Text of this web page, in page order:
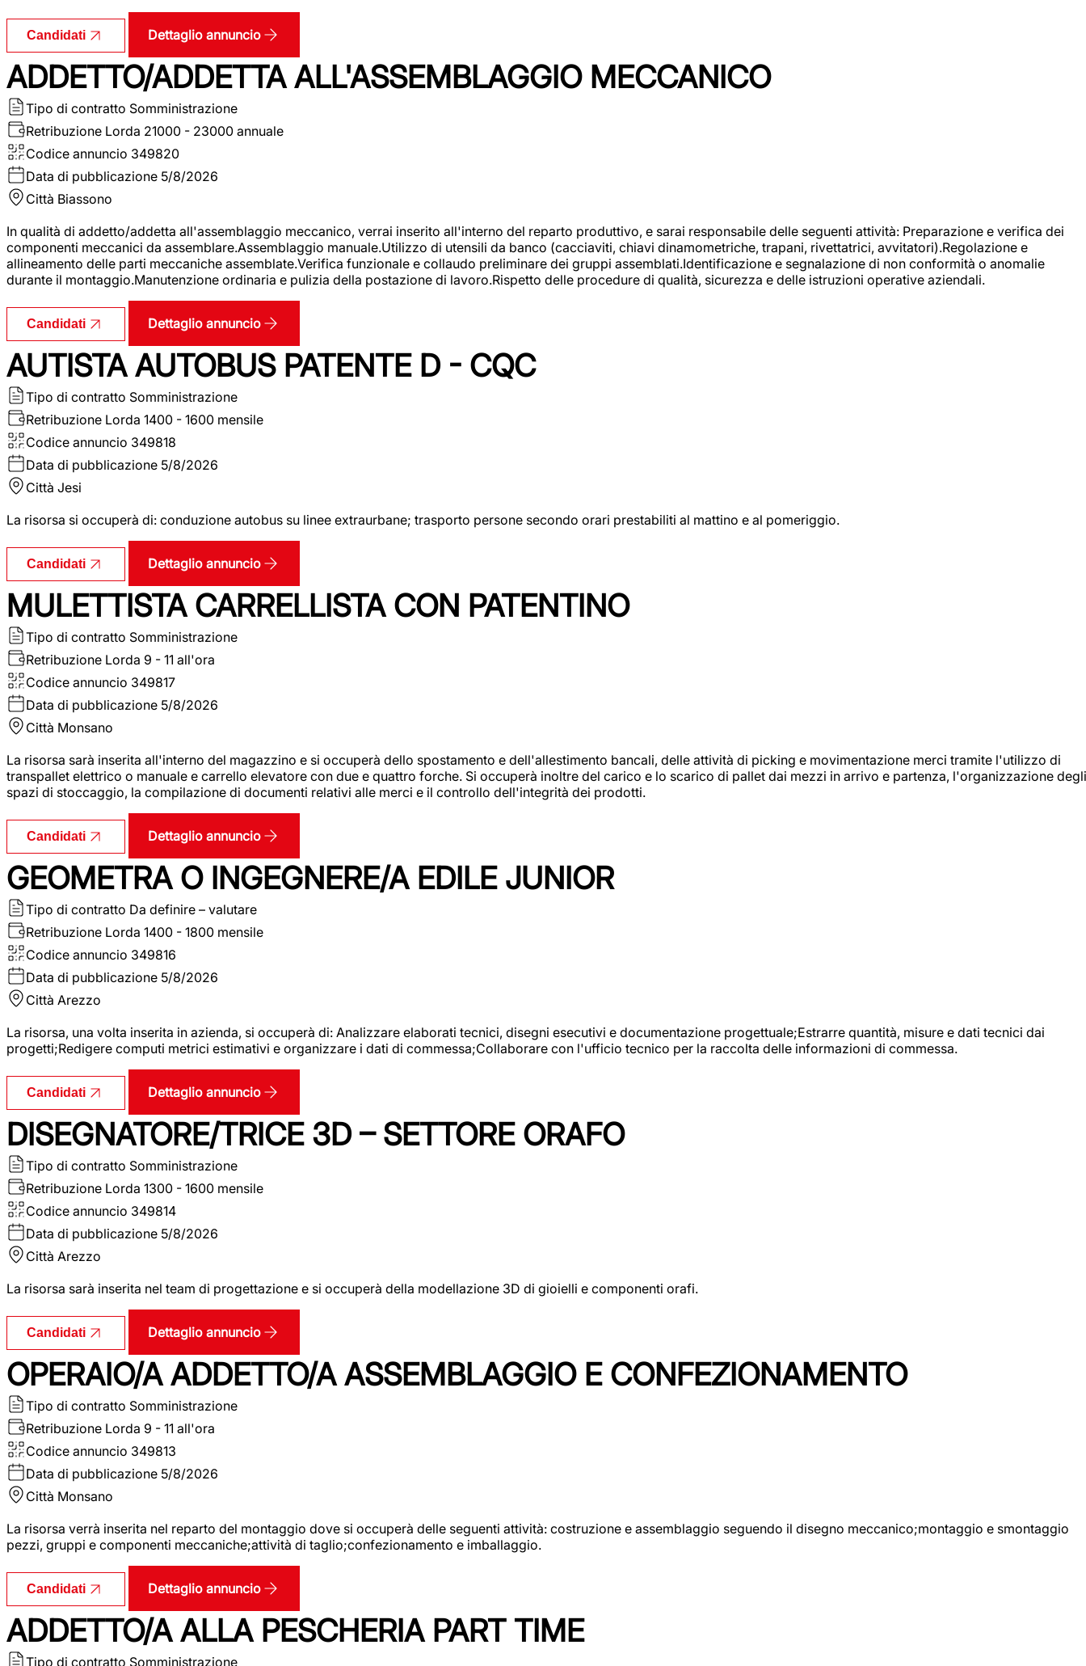
Candidati Dettaglio annuncio
ADDETTO/ADDETTA ALL'ASSEMBLAGGIO MECCANICO
Tipo di contratto Somministrazione
Retribuzione Lorda 21000 - 23000 annuale
Codice annuncio 349820
Data di pubblicazione 5/8/2026
Città Biassono
In qualità di addetto/addetta all'assemblaggio meccanico, verrai inserito all'interno del reparto produttivo, e sarai responsabile delle seguenti attività: Preparazione e verifica dei
componenti meccanici da assemblare.Assemblaggio manuale.Utilizzo di utensili da banco (cacciaviti, chiavi dinamometriche, trapani, rivettatrici, avvitatori).Regolazione e
allineamento delle parti meccaniche assemblate.Verifica funzionale e collaudo preliminare dei gruppi assemblati.Identificazione e segnalazione di non conformità o anomalie
durante il montaggio.Manutenzione ordinaria e pulizia della postazione di lavoro.Rispetto delle procedure di qualità, sicurezza e delle istruzioni operative aziendali.
Candidati Dettaglio annuncio
AUTISTA AUTOBUS PATENTE D - CQC
Tipo di contratto Somministrazione
Retribuzione Lorda 1400 - 1600 mensile
Codice annuncio 349818
Data di pubblicazione 5/8/2026
Città Jesi
La risorsa si occuperà di: conduzione autobus su linee extraurbane; trasporto persone secondo orari prestabiliti al mattino e al pomeriggio.
Candidati Dettaglio annuncio
MULETTISTA CARRELLISTA CON PATENTINO
Tipo di contratto Somministrazione
Retribuzione Lorda 9 - 11 all'ora
Codice annuncio 349817
Data di pubblicazione 5/8/2026
Città Monsano
La risorsa sarà inserita all'interno del magazzino e si occuperà dello spostamento e dell'allestimento bancali, delle attività di picking e movimentazione merci tramite l'utilizzo di
transpallet elettrico o manuale e carrello elevatore con due e quattro forche. Si occuperà inoltre del carico e lo scarico di pallet dai mezzi in arrivo e partenza, l'organizzazione degli
spazi di stoccaggio, la compilazione di documenti relativi alle merci e il controllo dell'integrità dei prodotti.
Candidati Dettaglio annuncio
GEOMETRA O INGEGNERE/A EDILE JUNIOR
Tipo di contratto Da definire – valutare
Retribuzione Lorda 1400 - 1800 mensile
Codice annuncio 349816
Data di pubblicazione 5/8/2026
Città Arezzo
La risorsa, una volta inserita in azienda, si occuperà di: Analizzare elaborati tecnici, disegni esecutivi e documentazione progettuale;Estrarre quantità, misure e dati tecnici dai
progetti;Redigere computi metrici estimativi e organizzare i dati di commessa;Collaborare con l'ufficio tecnico per la raccolta delle informazioni di commessa.
Candidati Dettaglio annuncio
DISEGNATORE/TRICE 3D – SETTORE ORAFO
Tipo di contratto Somministrazione
Retribuzione Lorda 1300 - 1600 mensile
Codice annuncio 349814
Data di pubblicazione 5/8/2026
Città Arezzo
La risorsa sarà inserita nel team di progettazione e si occuperà della modellazione 3D di gioielli e componenti orafi.
Candidati Dettaglio annuncio
OPERAIO/A ADDETTO/A ASSEMBLAGGIO E CONFEZIONAMENTO
Tipo di contratto Somministrazione
Retribuzione Lorda 9 - 11 all'ora
Codice annuncio 349813
Data di pubblicazione 5/8/2026
Città Monsano
La risorsa verrà inserita nel reparto del montaggio dove si occuperà delle seguenti attività: costruzione e assemblaggio seguendo il disegno meccanico;montaggio e smontaggio
pezzi, gruppi e componenti meccaniche;attività di taglio;confezionamento e imballaggio.
Candidati Dettaglio annuncio
ADDETTO/A ALLA PESCHERIA PART TIME
Tipo di contratto Somministrazione